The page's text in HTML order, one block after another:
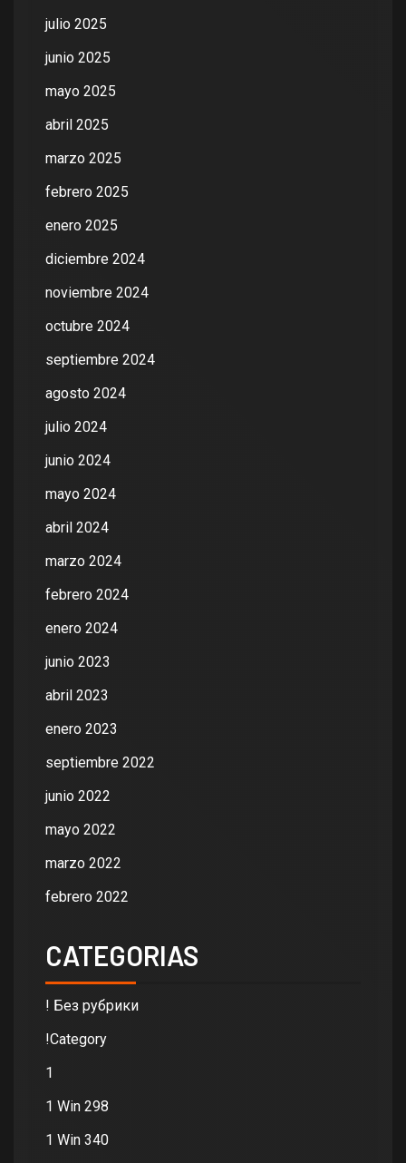
julio 2025
junio 2025
mayo 2025
abril 2025
marzo 2025
febrero 2025
enero 2025
diciembre 2024
noviembre 2024
octubre 2024
septiembre 2024
agosto 2024
julio 2024
junio 2024
mayo 2024
abril 2024
marzo 2024
febrero 2024
enero 2024
junio 2023
abril 2023
enero 2023
septiembre 2022
junio 2022
mayo 2022
marzo 2022
febrero 2022
CATEGORIAS
! Без рубрики
!Category
1
1 Win 298
1 Win 340